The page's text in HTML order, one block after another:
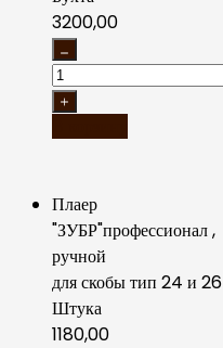
3200,00
Плаер
"ЗУБР"профессионал ,
ручной
для скобы тип 24 и 26
Штука
1180,00